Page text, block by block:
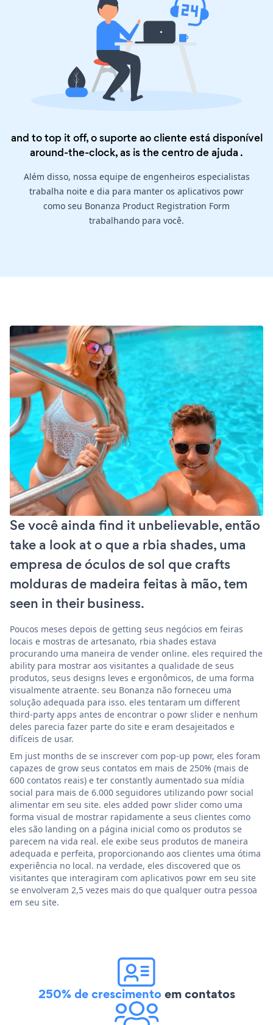
and to top it off, o suporte ao cliente está disponível
around-the-clock, as is thecentro de ajuda .
Além disso, nossa equipe de engenheiros especialistas
trabalha noite e dia para manter os aplicativos powr
como seu Bonanza Product Registration Form
trabalhando para você.
Se você ainda find it unbelievable, então
take a look at o que a rbia shades, uma
empresa de óculos de sol que crafts
molduras de madeira feitas à mão, tem
seen in their business.
Poucos meses depois de getting seus negócios em feiras
locais e mostras de artesanato, rbia shades estava
procurando uma maneira de vender online. eles required the
ability para mostrar aos visitantes a qualidade de seus
produtos, seus designs leves e ergonômicos, de uma forma
visualmente atraente. seu Bonanza não forneceu uma
solução adequada para isso. eles tentaram um different
third-party apps antes de encontrar o powr slider e nenhum
deles parecia fazer parte do site e eram desajeitados e
difíceis de usar.
Em just months de se inscrever com pop-up powr, eles foram
capazes de grow seus contatos em mais de 250% (mais de
600 contatos reais) e ter constantly aumentado sua mídia
social para mais de 6.000 seguidores utilizando powr social
alimentar em seu site. eles added powr slider como uma
forma visual de mostrar rapidamente a seus clientes como
eles são landing on a página inicial como os produtos se
parecem na vida real. ele exibe seus produtos de maneira
adequada e perfeita, proporcionando aos clientes uma ótima
experiência no local. na verdade, eles discovered que os
visitantes que interagiram com aplicativos powr em seu site
se envolveram 2,5 vezes mais do que qualquer outra pessoa
em seu site.
250% de crescimentoem contatos